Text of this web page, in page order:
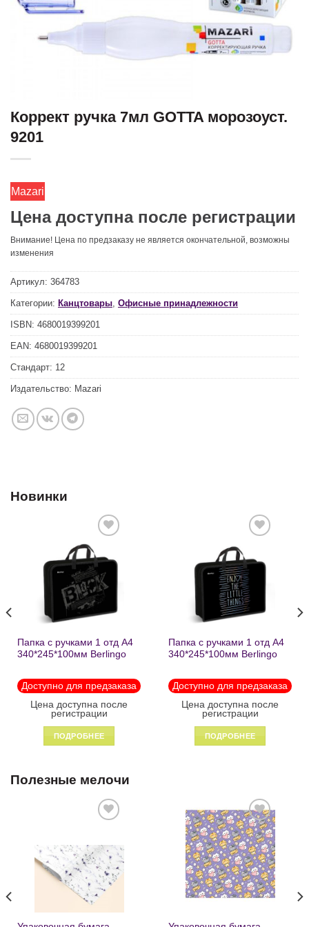
Коррект ручка 7мл GOTTA морозоуст.
9201
Mazari
Цена доступна после регистрации
Внимание! Цена по предзаказу не является окончательной, возможны
изменения
Артикул: 364783
Категории: Канцтовары Офисные принадлежности
ISBN: 4680019399201
EAN: 4680019399201
Стандарт: 12
Издательство: Mazari
Новинки
Добавить
в список
желаний
Папка с ручками 1 отд А4
340*245*100мм Berlingo
молнии1246
Доступно для предзаказа
Цена доступна после
регистрации
ПОДРОБНЕЕ
Добавить
в список
желаний
Папка с ручками 1 отд А4
340*245*100мм Berlingo
пластик на молнии 1215
Доступно для предзаказа
Цена доступна после
регистрации
ПОДРОБНЕЕ
Полезные мелочи
желаний
Добавить
в список
желаний